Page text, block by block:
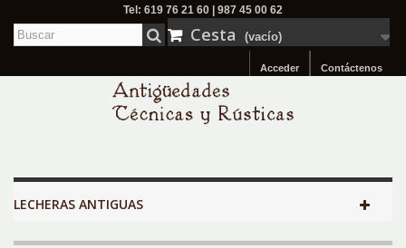
Tel: 619 76 21 60 | 987 45 00 62
Cesta (vacío)
Contáctenos
Acceder
LECHERAS ANTIGUAS